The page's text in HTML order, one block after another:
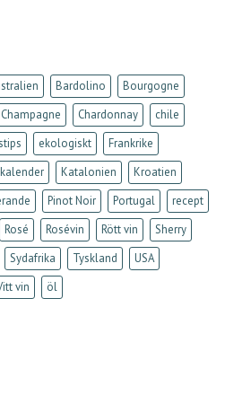
Bardolino
Bourgogne
Champagne Chardonnay
chile
ekologiskt
Frankrike
Katalonien
Kroatien
Pinot Noir Portugal
recept
Rosé Rosévin Rött vin
Sherry
Sydafrika Tyskland
USA
vin öl